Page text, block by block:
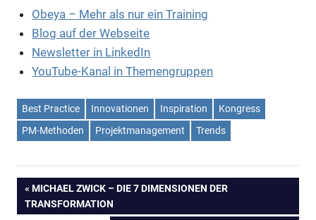
Obeya – Mehr als nur ein Training
Blog auf der Webseite
Newsletter in LinkedIn
YouTube-Kanal in Themengruppen
Best Practice Innovationen Inspiration
Kongress
PM-Methoden
Projektmanagement Trends
Beitragsnavigation
VORHERIGER
BEITRAG:
MICHAEL ZWICK – DIE 7 DIMENSIONEN DER
TRANSFORMATION